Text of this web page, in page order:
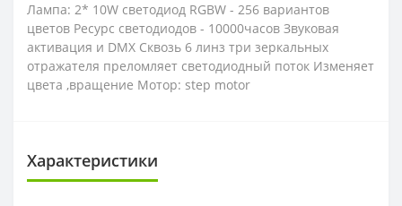
Лампа: 2* 10W светодиод RGBW - 256 вариантов
цветов Ресурс светодиодов - 10000часов Звуковая
активация и DMX Сквозь 6 линз три зеркальных
отражателя преломляет светодиодный поток Изменяет
цвета ,вращение Мотор: step motor
Характеристики